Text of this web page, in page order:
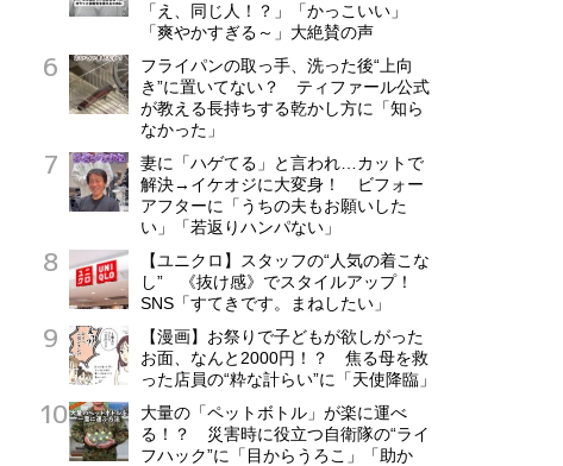
「え、同じ人！？」「かっこいい」
「爽やかすぎる～」大絶賛の声
フライパンの取っ手、洗った後“上向
き”に置いてない？ ティファール公式
が教える長持ちする乾かし方に「知ら
なかった」
妻に「ハゲてる」と言われ…カットで
解決→イケオジに大変身！ ビフォー
アフターに「うちの夫もお願いした
い」「若返りハンパない」
【ユニクロ】スタッフの“人気の着こな
し” 《抜け感》でスタイルアップ！
SNS「すてきです。まねしたい」
【漫画】お祭りで子どもが欲しがった
お面、なんと2000円！？ 焦る母を救
った店員の“粋な計らい”に「天使降臨」
大量の「ペットボトル」が楽に運べ
る！？ 災害時に役立つ自衛隊の“ライ
フハック”に「目からうろこ」「助か